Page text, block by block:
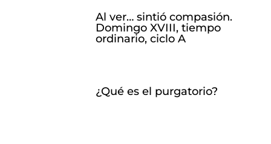
Al ver… sintió compasión.
Domingo XVIII, tiempo
ordinario, ciclo A
¿Qué es el purgatorio?